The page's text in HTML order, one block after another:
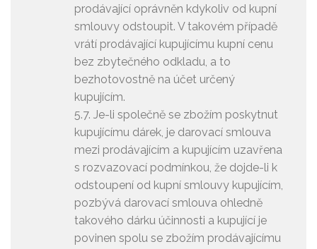
prodávající oprávněn kdykoliv od kupní
smlouvy odstoupit. V takovém případě
vrátí prodávající kupujícímu kupní cenu
bez zbytečného odkladu, a to
bezhotovostně na účet určený
kupujícím.
5.7. Je-li společně se zbožím poskytnut
kupujícímu dárek, je darovací smlouva
mezi prodávajícím a kupujícím uzavřena
s rozvazovací podmínkou, že dojde-li k
odstoupení od kupní smlouvy kupujícím,
pozbývá darovací smlouva ohledně
takového dárku účinnosti a kupující je
povinen spolu se zbožím prodávajícímu